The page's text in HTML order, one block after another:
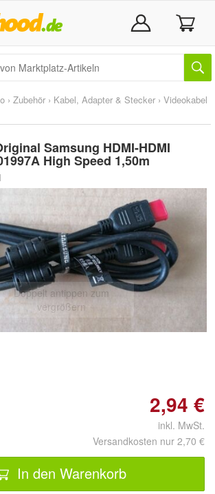
› Zubehör › Kabel, Adapter & Stecker › Videokabel
Samsung HDMI-HDMI
High Speed 1,50m
Doppelt antippen zum
vergrößern
2,94 €
inkl. MwSt.
Versandkosten nur 2,70 €
In den Warenkorb